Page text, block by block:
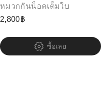
หมวกกันน็อคเต็มใบ
2,800฿
ซื้อเลย